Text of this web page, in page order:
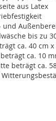
aus Latex
bis zu
ca. 40 cm x
ca. 10
beträgt ca.